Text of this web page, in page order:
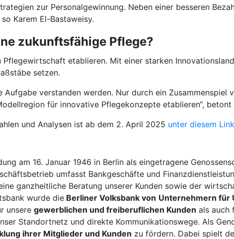
zur Personalgewinnung. Neben einer besseren
Karem El-Bastaweisy.
zukunftsfähige Pflege?
etablieren. Mit einer starken
setzen.
Aufgabe verstanden werden. Nur durch ein
für innovative Pflegekonzepte etablieren“, betont
und Analysen ist ab dem 2. April 2025 unter diesem
am 16. Januar 1946 in Berlin als eingetragene
umfasst Bankgeschäfte und
ganzheitliche Beratung unserer Kunden sowie der
wurde die Berliner Volksbank von Unternehmern für
unsere gewerblichen und freiberuflichen Kunden als auch
Standortnetz und direkte Kommunikationswege. Als
ihrer Mitglieder und Kunden zu fördern. Dabei spielt